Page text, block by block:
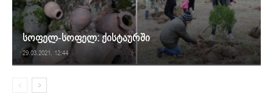
სოფელ-სოფელ: ქისტაურში
29.03.2021. 12:44